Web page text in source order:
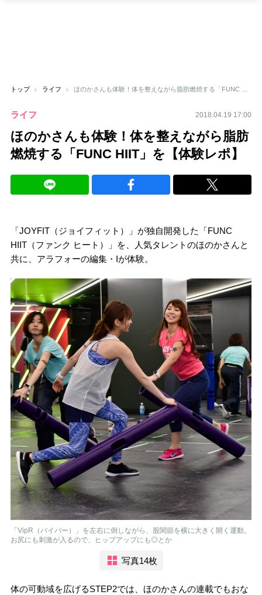
トップ ライフ
ライフ 2018.04.19 17:00
ほのかさんも体験！体を整えながら脂肪
燃焼する「FUNC HIIT」を【体験レポ】
「JOYFIT（ジョイフィット）」が独自開発した「FUNC
HIIT（ファンク ヒート）」を、人気タレントのほのかさんと
共に、アラフォーの編集・Iが体験。
「VipR（バイパー）」を左右に倒しながら、股関節を横に大きく開く運動。
お尻にも刺激が入るので、ヒップアップにも◎とか
写真14枚
体の可動域を広げるSTEP2では、ほのかさんの連載でもおな